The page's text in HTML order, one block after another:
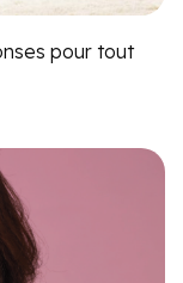
pour tout